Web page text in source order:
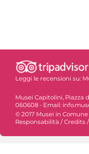
Leggi le recensioni su:
Musei Capitolini, Piazza
060608 - Email:
© 2017 Musei in Comune
Responsabilità / Credits /